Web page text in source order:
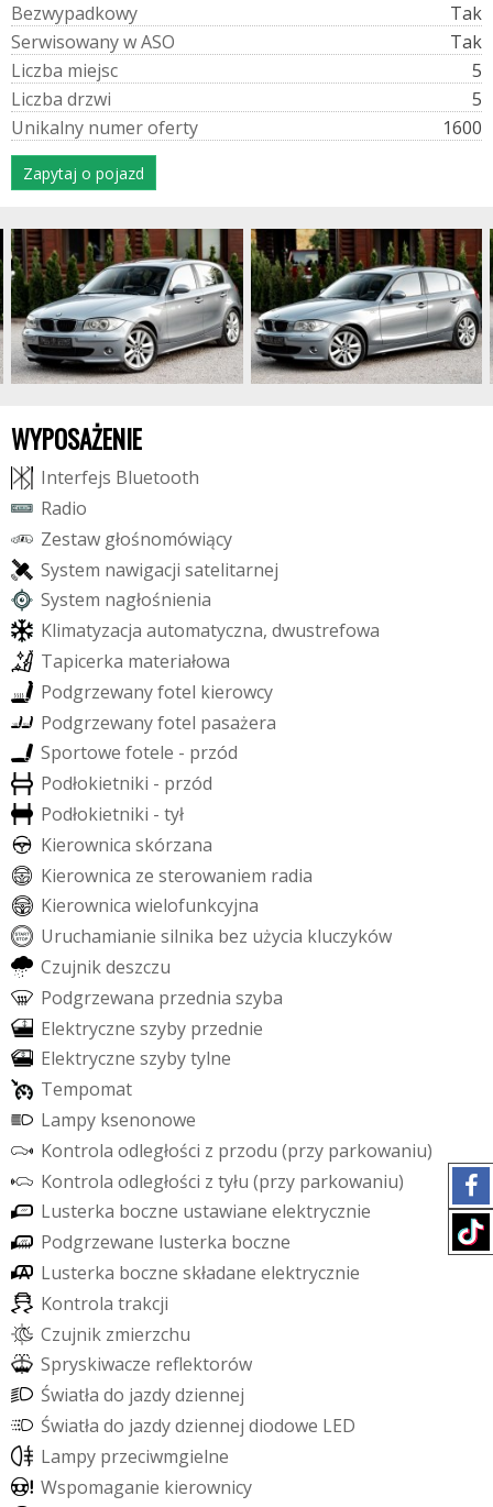
Bezwypadkowy
Tak
SerwisowanywASO
Tak
Liczba miejsc
5
Liczba drzwi
5
Unikalny numeroferty 1600
Zapytaj o pojazd
WYPOSAŻENIE
Interfejs Bluetooth
Radio
Zestaw głośnomówiący
System nawigacji satelitarnej
System nagłośnienia
Klimatyzacja automatyczna, dwustrefowa
Tapicerka materiałowa
Podgrzewanyfotel kierowcy
Podgrzewanyfotel pasażera
Sportowe fotele - przód
Podłokietniki - przód
Podłokietniki - tył
Kierownica skórzana
Kierownica ze sterowaniem radia
Kierownica wielofunkcyjna
Uruchamianie silnika bez użycia kluczyków
Czujnikdeszczu
Podgrzewana przednia szyba
Elektryczne szyby przednie
Elektryczne szybytylne
Tempomat
Lampy ksenonowe
Kontrola odległości z przodu (przy parkowaniu)
Kontrola odległości z tyłu (przy parkowaniu)
Lusterka boczne ustawiane elektrycznie
Podgrzewane lusterka boczne
Lusterka boczne składane elektrycznie
Kontrola trakcji
Czujnik zmierzchu
Spryskiwacze refektorów
Światła do jazdydziennej
Światła do jazdydziennej diodowe LED
Lampy przeciwmgielne
Wspomaganie kierownicy